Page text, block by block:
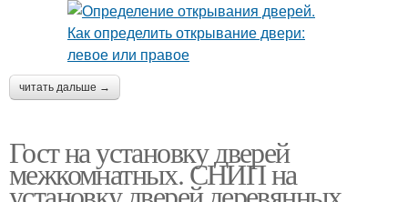
читать дальше →
Гост на установку дверей
межкомнатных. СНИП на